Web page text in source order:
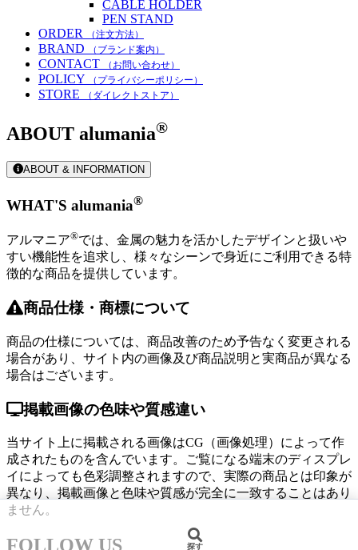
探す
CABLE HOLDER
PEN STAND
ORDER
（注文方法）
BRAND （ブランド案内）
CONTACT （お問い合わせ）
POLICY （プライバシーポリシー）
STORE （ダイレクトストア）
ABOUT alumania®
ABOUT & INFORMATION
WHAT'S alumania®
アルマニア®では、金属の魅力を活かしたデザインと扱いや
すい機能性を追求し、様々なシーンで身近にご利用できる特
徴的な商品を提供しています。
商品仕様・商標について
商品の仕様については、商品改善のため予告なく変更される
場合があり、サイト内の画像及び商品説明と実商品が異なる
場合はございます。
掲載画像の色味や質感違い
当サイト上に掲載される画像はCG（画像処理）によって作
成されたものを含んでいます。ご覧になる端末のディスプレ
イによっても色彩調整されますので、実際の商品とは印象が
異なり、掲載画像と色味や質感が完全に一致することはあり
ません。
FOLLOW US